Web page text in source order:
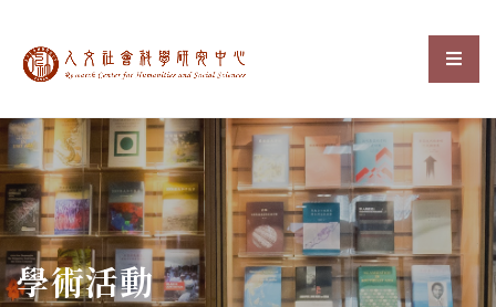
中央研究院人文社會科選
:::
學術活動